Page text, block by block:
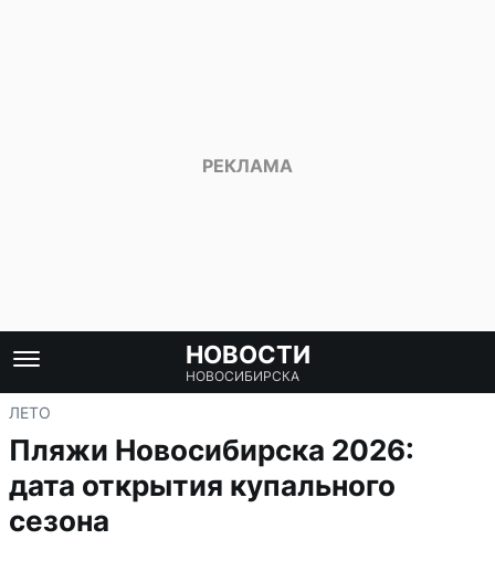
НОВОСТИ
НОВОСИБИРСКА
ЛЕТО
Пляжи Новосибирска 2026:
дата открытия купального
сезона